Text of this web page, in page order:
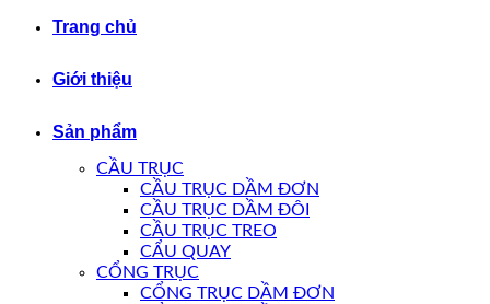
Trang chủ
Giới thiệu
Sản phẩm
CẦU TRỤC
CẦU TRỤC DẦM ĐƠN
CẦU TRỤC DẦM ĐÔI
CẦU TRỤC TREO
CẨU QUAY
CỔNG TRỤC
CỔNG TRỤC DẦM ĐƠN